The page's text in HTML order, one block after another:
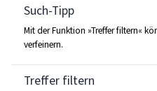
Such-Tipp
Mit der Funktion »Treffer filtern«
verfeinern.
Treffer filtern